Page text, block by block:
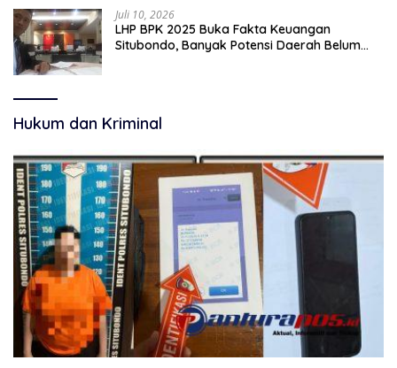
Juli 10, 2026
LHP BPK 2025 Buka Fakta Keuangan
Situbondo, Banyak Potensi Daerah Belum
Hukum dan Kriminal